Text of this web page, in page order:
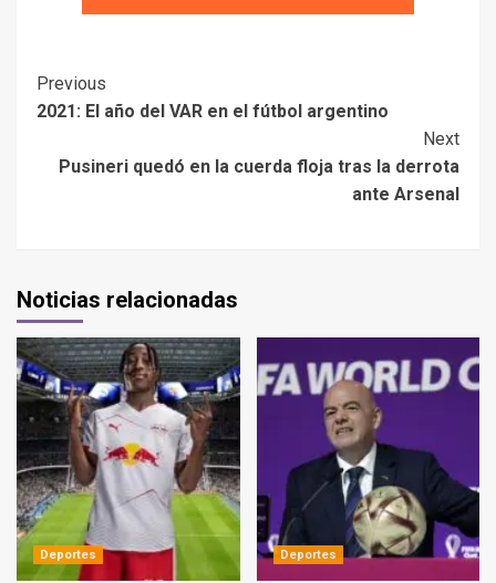
Previous
2021: El año del VAR en el fútbol argentino
Next
Pusineri quedó en la cuerda floja tras la derrota
ante Arsenal
Noticias relacionadas
Deportes Deportes